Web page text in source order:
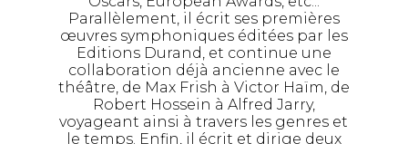
Parallèlement, il écrit ses premières
œuvres symphoniques éditées par les
Editions Durand, et continue une
collaboration déjà ancienne avec le
théâtre, de Max Frish à Victor Haïm, de
Robert Hossein à Alfred Jarry,
voyageant ainsi à travers les genres et
le temps. Enfin, il écrit et dirige deux